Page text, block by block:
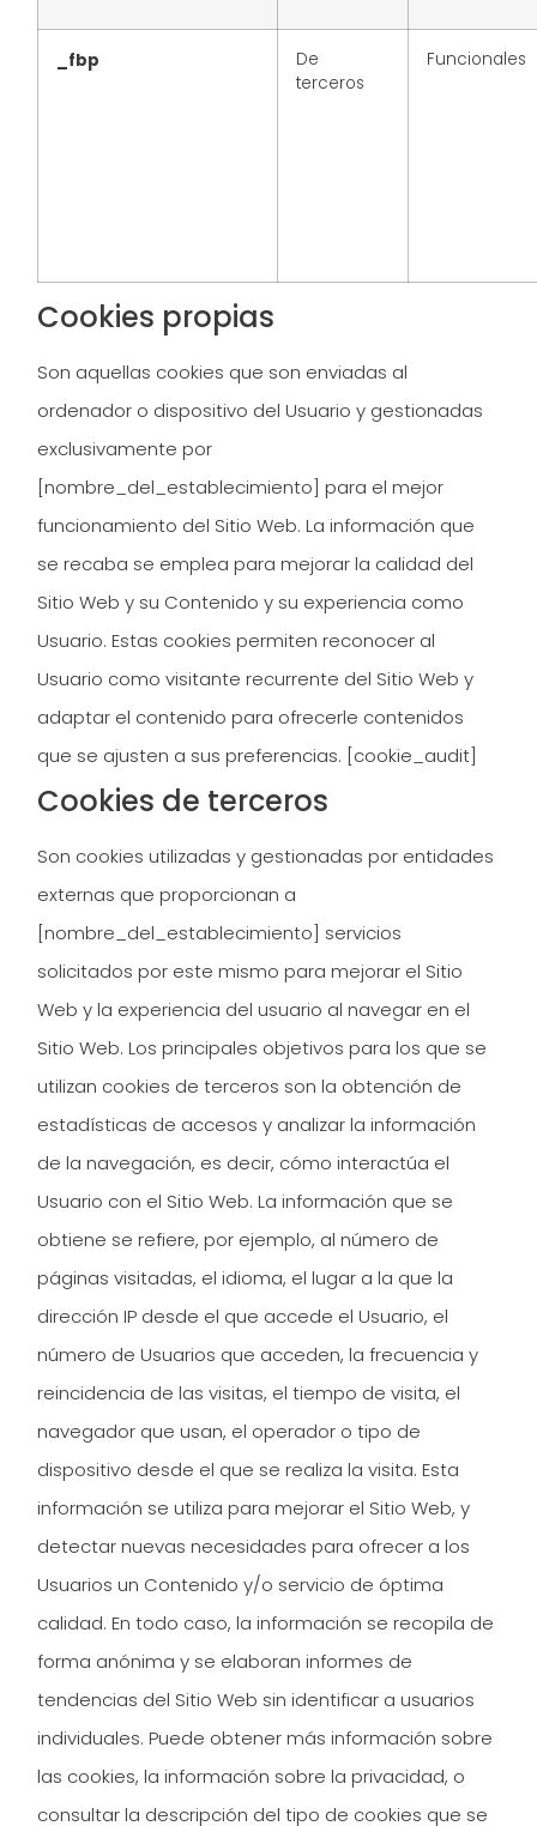
_fbp
De
terceros
Funcionales
Cookies propias
Son aquellas cookies que son enviadas al
ordenador o dispositivo del Usuario y gestionadas
exclusivamente por
[nombre_del_establecimiento] para el mejor
funcionamiento del Sitio Web. La información que
se recaba se emplea para mejorar la calidad del
Sitio Web y su Contenido y su experiencia como
Usuario. Estas cookies permiten reconocer al
Usuario como visitante recurrente del Sitio Web y
adaptar el contenido para ofrecerle contenidos
que se ajusten a sus preferencias. [cookie_audit]
Cookies de terceros
Son cookies utilizadas y gestionadas por entidades
externas que proporcionan a
[nombre_del_establecimiento] servicios
solicitados por este mismo para mejorar el Sitio
Web y la experiencia del usuario al navegar en el
Sitio Web. Los principales objetivos para los que se
utilizan cookies de terceros son la obtención de
estadísticas de accesos y analizar la información
de la navegación, es decir, cómo interactúa el
Usuario con el Sitio Web. La información que se
obtiene se refiere, por ejemplo, al número de
páginas visitadas, el idioma, el lugar a la que la
dirección IP desde el que accede el Usuario, el
número de Usuarios que acceden, la frecuencia y
reincidencia de las visitas, el tiempo de visita, el
navegador que usan, el operador o tipo de
dispositivo desde el que se realiza la visita. Esta
información se utiliza para mejorar el Sitio Web, y
detectar nuevas necesidades para ofrecer a los
Usuarios un Contenido y/o servicio de óptima
calidad. En todo caso, la información se recopila de
forma anónima y se elaboran informes de
tendencias del Sitio Web sin identificar a usuarios
individuales. Puede obtener más información sobre
las cookies, la información sobre la privacidad, o
consultar la descripción del tipo de cookies que se